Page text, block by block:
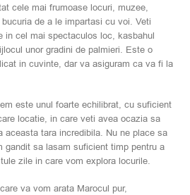
cele mai frumoase locuri, muzee,
de a le impartasi cu voi. Veti
in cel mai spectaculos loc, kasbahul
unor gradini de palmieri. Este o
in cuvinte, dar va asiguram ca va fi la
este unul foarte echilibrat, cu suficient
locatie, in care veti avea ocazia sa
tara incredibila. Nu ne place sa
gandit sa lasam suficient timp pentru a
zile in care vom explora locurile.
va vom arata Marocul pur,